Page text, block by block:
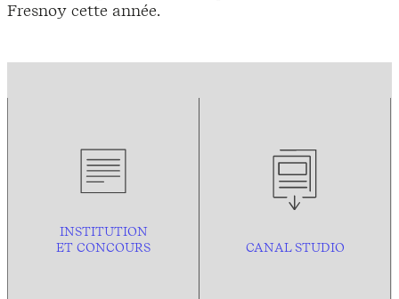
Fresnoy cette année.
INSTITUTION
ET CONCOURS
CANAL STUDIO